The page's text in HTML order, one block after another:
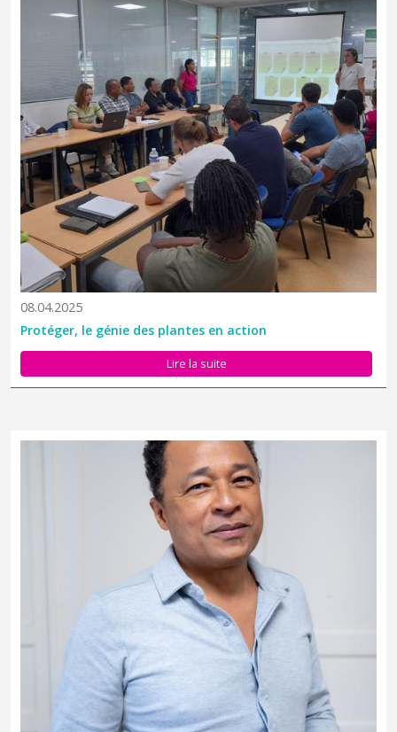
08.04.2025
Protéger, le génie des plantes en action
Lire la suite
Par arrêté de Mme Agnès Pannier-Runacher, Ministre de la